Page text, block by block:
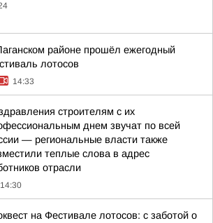
районе прошёл ежегодный
лотосов
14:33
строителям с их
днем звучат по всей
— региональные власти также
теплые слова в адрес
отрасли
14:30
на Фестивале лотосов: с заботой о